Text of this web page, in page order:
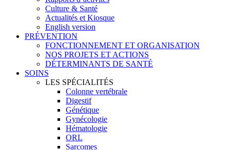
Culture & Santé
Actualités et Kiosque
English version
PRÉVENTION
FONCTIONNEMENT ET ORGANISATION
NOS PROJETS ET ACTIONS
DÉTERMINANTS DE SANTÉ
SOINS
LES SPÉCIALITÉS
Colonne vertébrale
Digestif
Génétique
Gynécologie
Hématologie
ORL
Sarcomes